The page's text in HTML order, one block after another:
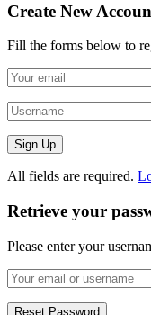
Create New
Fill the forms below to
All fields are required.
Retrieve your
Please enter your